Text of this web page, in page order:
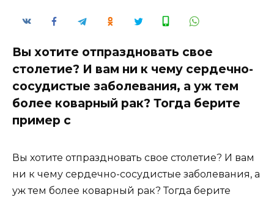
Вы хотите отпраздновать свое
столетие? И вам ни к чему сердечно-
сосудистые заболевания, а уж тем
более коварный рак? Тогда берите
пример с
Вы хотите отпраздновать свое столетие? И вам
ни к чему сердечно-сосудистые заболевания, а
уж тем более коварный рак? Тогда берите